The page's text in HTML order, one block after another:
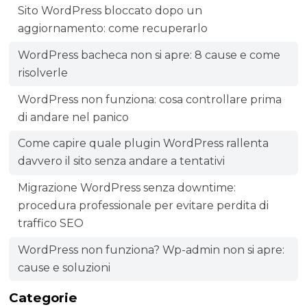
Sito WordPress bloccato dopo un
aggiornamento: come recuperarlo
WordPress bacheca non si apre: 8 cause e come
risolverle
WordPress non funziona: cosa controllare prima
di andare nel panico
Come capire quale plugin WordPress rallenta
davvero il sito senza andare a tentativi
Migrazione WordPress senza downtime:
procedura professionale per evitare perdita di
traffico SEO
WordPress non funziona? Wp-admin non si apre:
cause e soluzioni
Categorie